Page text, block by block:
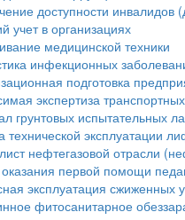
доступности инвалидов
учет в организациях
медицинской техники
инфекционных
подготовка
экспертиза
грунтовых испытательных
технической эксплуатации
нефтегазовой отрасли
первой помощи
эксплуатация сжиженных
фитосанитарное